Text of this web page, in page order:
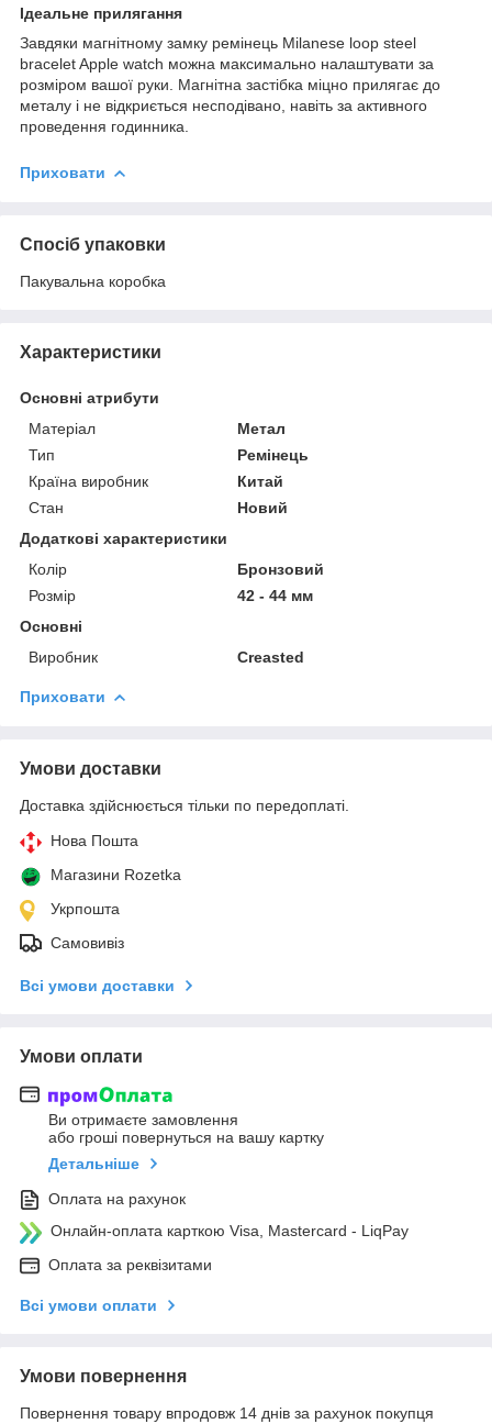
Ідеальне прилягання
Завдяки магнітному замку ремінець Milanese loop steel
bracelet Apple watch можна максимально налаштувати за
розміром вашої руки. Магнітна застібка міцно прилягає до
металу і не відкриється несподівано, навіть за активного
проведення годинника.
Приховати
Спосіб упаковки
Пакувальна коробка
Характеристики
Основні атрибути
Матеріал
Метал
Тип
Ремінець
Країна виробник
Китай
Стан
Новий
Додаткові характеристики
Колір
Бронзовий
Розмір
42 - 44 мм
Основні
Виробник
Creasted
Приховати
Умови доставки
Доставка здійснюється тільки по передоплаті.
Нова Пошта
Магазини Rozetka
Укрпошта
Самовивіз
Всі умови доставки
Умови оплати
Ви отримаєте замовлення
або гроші повернуться на вашу картку
Детальніше
Оплата на рахунок
Онлайн-оплата карткою Visa, Mastercard - LiqPay
Оплата за реквізитами
Всі умови оплати
Умови повернення
Повернення товару впродовж 14 днів за рахунок покупця